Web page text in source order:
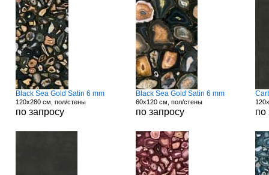
Black Sea Gold Satin 6 mm
120x280 см, пол/стены
по запросу
Black Sea Gold Satin 6 mm
60x120 см, пол/стены
по запросу по